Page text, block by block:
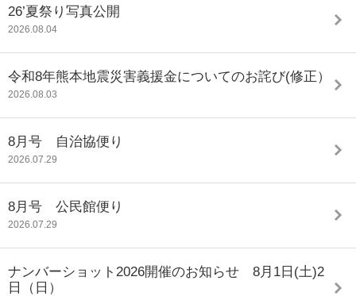
26’夏祭り写真公開
2026.08.04
令和8年熊本地震災害義援金についてのお詫び(修正）
2026.08.03
8月号 自治協便り
2026.07.29
8月号 公民館便り
2026.07.29
ナンバーショット2026開催のお知らせ 8月1日(土)2
日（日）